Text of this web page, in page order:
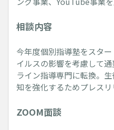
相談内容
今年度個別指導塾をスタ
イルスの影響を考慮して
ライン指導専門に転換。
知を強化するためプレスリ
ZOOM面談